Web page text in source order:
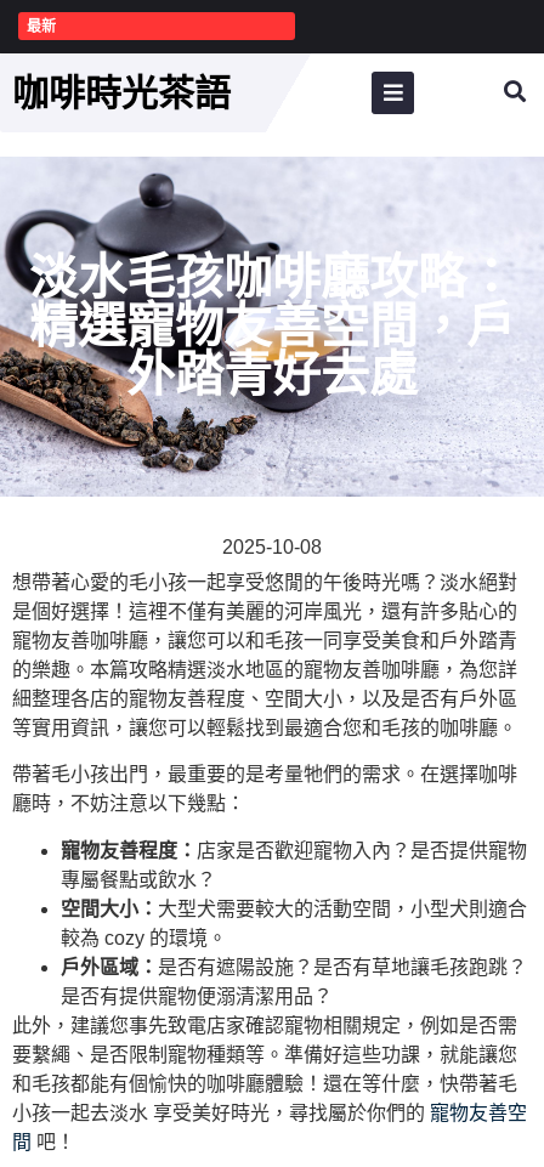
最新
咖啡時光茶語
淡水毛孩咖啡廳攻略：
精選寵物友善空間，戶
外踏青好去處
2025-10-08
想帶著心愛的毛小孩一起享受悠閒的午後時光嗎？淡水絕對
是個好選擇！這裡不僅有美麗的河岸風光，還有許多貼心的
寵物友善咖啡廳，讓您可以和毛孩一同享受美食和戶外踏青
的樂趣。本篇攻略精選淡水地區的寵物友善咖啡廳，為您詳
細整理各店的寵物友善程度、空間大小，以及是否有戶外區
等實用資訊，讓您可以輕鬆找到最適合您和毛孩的咖啡廳。
帶著毛小孩出門，最重要的是考量牠們的需求。在選擇咖啡
廳時，不妨注意以下幾點：
寵物友善程度： 店家是否歡迎寵物入內？是否提供寵物
專屬餐點或飲水？
空間大小： 大型犬需要較大的活動空間，小型犬則適合
較為 cozy 的環境。
戶外區域： 是否有遮陽設施？是否有草地讓毛孩跑跳？
是否有提供寵物便溺清潔用品？
此外，建議您事先致電店家確認寵物相關規定，例如是否需
要繫繩、是否限制寵物種類等。準備好這些功課，就能讓您
和毛孩都能有個愉快的咖啡廳體驗！還在等什麼，快帶著毛
小孩一起去淡水 享受美好時光，尋找屬於你們的 寵物友善空
間 吧！